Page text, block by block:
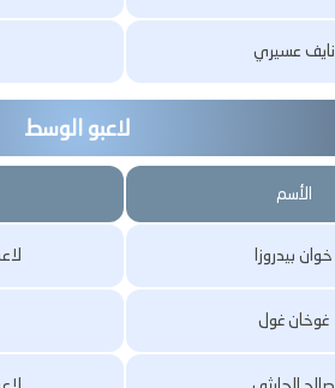
نايف عسيري
لاعبو الوسط
الأسم
خوان بيدروزا
غوخان غول